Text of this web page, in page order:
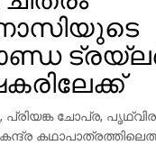
ചോപ്ര,